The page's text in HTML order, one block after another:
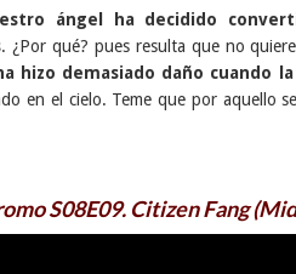
ángel ha decidido
. ¿Por qué? pues resulta que no
hizo demasiado daño cuando
en el cielo. Teme que por aquello
S08E09. Citizen Fang